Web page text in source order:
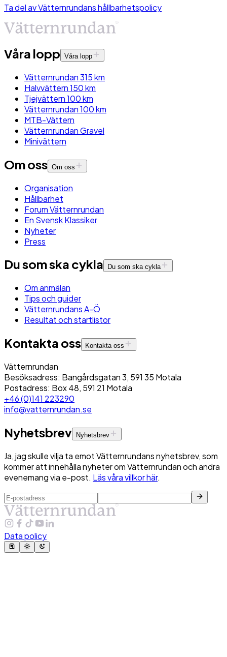
Ta del av Vätternrundans hållbarhetspolicy
Våra lopp Våra lopp
Vätternrundan 315 km
Halvvättern 150 km
Tjejvättern 100 km
Vätternrundan 100 km
MTB-Vättern
Vätternrundan Gravel
Minivättern
Om oss Om oss
Organisation
Hållbarhet
Forum Vätternrundan
En Svensk Klassiker
Nyheter
Press
Du som ska cykla Du som ska cykla
Om anmälan
Tips och guider
Vätternrundans A-Ö
Resultat och startlistor
Kontakta oss Kontakta oss
Vätternrundan
Besöksadress: Bangårdsgatan 3, 591 35 Motala
Postadress: Box 48, 591 21 Motala
+46 (0)141 223290
info@vatternrundan.se
Nyhetsbrev Nyhetsbrev
Ja, jag skulle vilja ta emot Vätternrundans nyhetsbrev, som
kommer att innehålla nyheter om Vätternrundan och andra
evenemang via e-post. Läs våra villkor här.
Data policy